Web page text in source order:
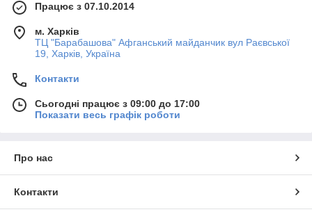
Працює з 07.10.2014
м. Харків
ТЦ "Барабашова" Афганський майданчик вул Раєвської
19, Харків, Україна
Контакти
Сьогодні працює з 09:00 до 17:00
Показати весь графік роботи
Про нас
Контакти